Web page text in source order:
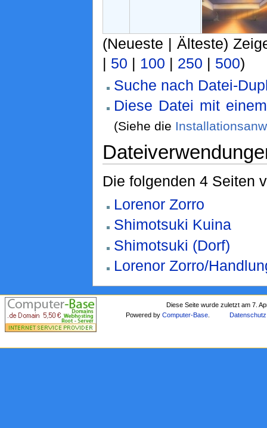
(Neueste | Älteste)
| 50 | 100 | 250 | 500)
Suche nach Datei-
Diese Datei mit
(Siehe die
Die folgenden 4 Seiten
Lorenor Zorro
Shimotsuki Kuina
Shimotsuki (Dorf)
Lorenor Zorro/
Diese Seite wurde zuletzt am 7.
Powered byComputer-Base Datenschutz